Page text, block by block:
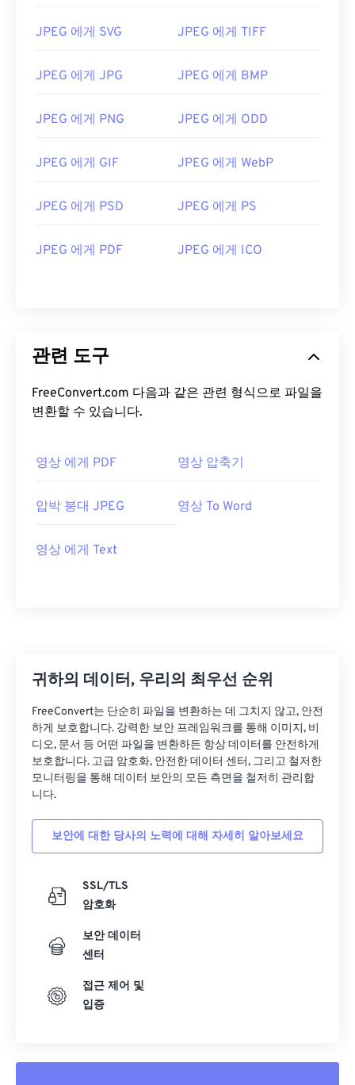
JPEG 에게 SVG JPEG 에게 TIFF
JPEG 에게 JPG JPEG 에게 BMP
JPEG 에게 PNG JPEG 에게 ODD
JPEG 에게 GIF JPEG 에게 WebP
JPEG 에게 PSD JPEG 에게 PS
JPEG 에게 PDF JPEG 에게 ICO
관련 도구
FreeConvert.com 다음과 같은 관련 형식으로 파일을
변환할 수 있습니다.
영상 에게 PDF 영상 압축기
압박 붕대 JPEG 영상 To Word
영상 에게 Text
귀하의 데이터, 우리의 최우선 순위
FreeConvert는 단순히 파일을 변환하는 데 그치지 않고, 안전
하게 보호합니다. 강력한 보안 프레임워크를 통해 이미지, 비
디오, 문서 등 어떤 파일을 변환하든 항상 데이터를 안전하게
보호합니다. 고급 암호화, 안전한 데이터 센터, 그리고 철저한
모니터링을 통해 데이터 보안의 모든 측면을 철저히 관리합
니다.
보안에 대한 당사의 노력에 대해 자세히 알아보세요
SSL/TLS
암호화
보안 데이터
센터
접근 제어 및
입증